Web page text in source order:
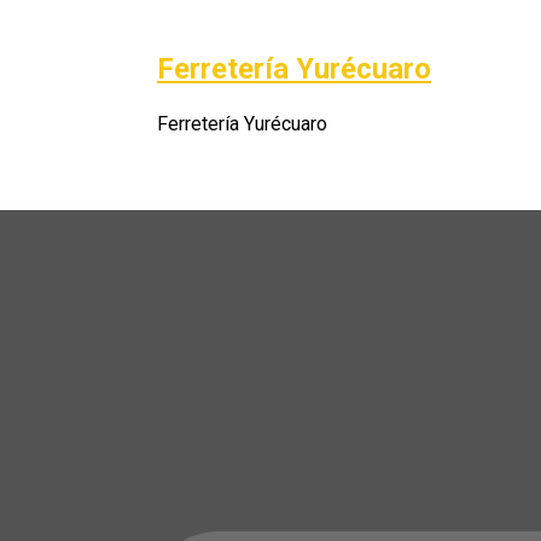
Ferretería Yurécuaro
Ferretería Yurécuaro